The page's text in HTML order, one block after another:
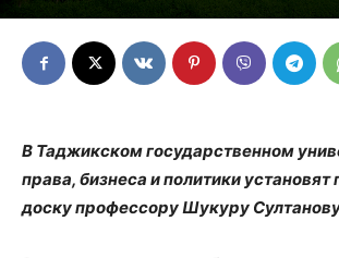
В Таджикском государственном
права, бизнеса и политики
доску профессору Шукуру